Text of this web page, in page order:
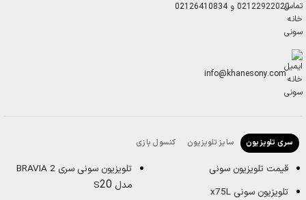
02122922020 و02126410834
info@khanesony.com
سری تلویزیون سایز تلویزیون کنسول بازی
قیمت تلویزیون سونی
تلویزیون سونی x75L
تلویزیون سونی سری BRAVIA 2
مدل S 20